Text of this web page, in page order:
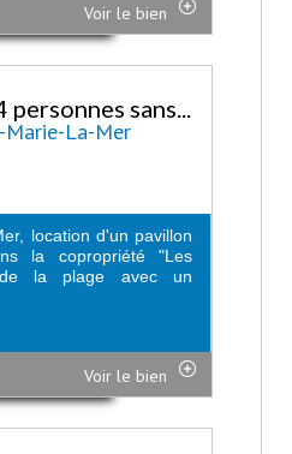
Voir le bien
sans...
Marie-La-Mer
location d'un pavillon
la copropriété "Les
la plage avec un
Voir le bien